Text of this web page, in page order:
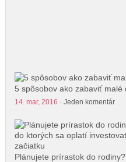
5 spôsobov ako zabaviť malé
14. mar, 2016 · Jeden komentár
Plánujete prírastok do